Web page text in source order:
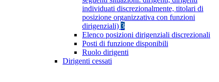
individuati discrezionalmente, titolari di
posizione organizzativa con funzioni
dirigenziali) 3
Elenco posizioni dirigenziali discrezionali
Posti di funzione disponibili
Ruolo dirigenti
Dirigenti cessati